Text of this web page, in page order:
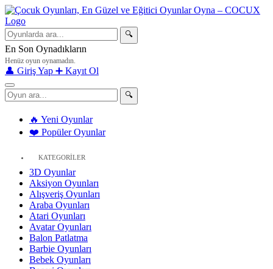
🔍
En Son Oynadıkların
Henüz oyun oynamadın.
👤 Giriş Yap ➕ Kayıt Ol
🔍
🔥 Yeni Oyunlar
❤️ Popüler Oyunlar
KATEGORİLER
3D Oyunlar
Aksiyon Oyunları
Alışveriş Oyunları
Araba Oyunları
Atari Oyunları
Avatar Oyunları
Balon Patlatma
Barbie Oyunları
Bebek Oyunları